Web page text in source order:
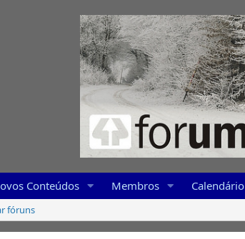
Conteúdos Membros Calendário
fóruns